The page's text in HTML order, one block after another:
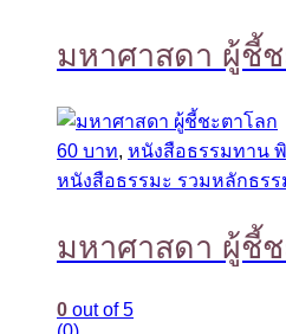
มหาศาสดา ผู้ชี้
60 บาท, หนังสือธรรมทาน
หนังสือธรรมะ รวมหลักธร
มหาศาสดา ผู้ชี้
0 out of 5